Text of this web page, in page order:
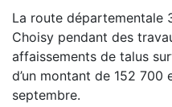
La route départementale
Choisy pendant des
affaissements de talus
d’un montant de 152 700
septembre.